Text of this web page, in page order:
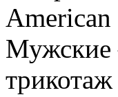
Мужские